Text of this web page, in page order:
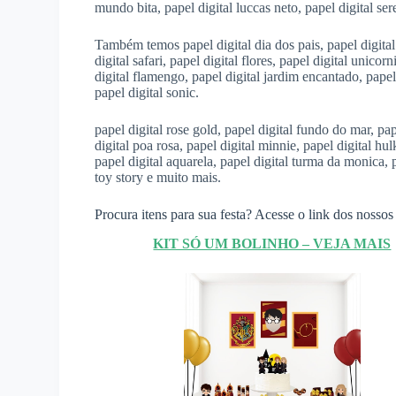
mundo bita, papel digital luccas neto, papel digital
Também temos papel digital dia dos pais, papel
digital safari, papel digital flores, papel digital
digital flamengo, papel digital jardim encantado,
papel digital sonic.
papel digital rose gold, papel digital fundo do mar,
digital poa rosa, papel digital minnie, papel digital
papel digital aquarela, papel digital turma da
toy story e muito mais.
Procura itens para sua festa? Acesse o link dos
KIT SÓ UM BOLINHO – VEJA MAIS